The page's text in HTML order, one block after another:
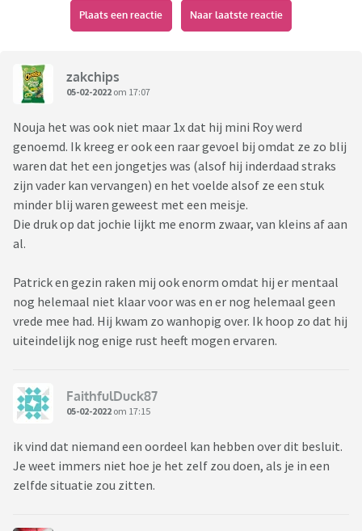
Plaats een reactie Naar laatste reactie
zakchips
05-02-2022 om 17:07
Nouja het was ook niet maar 1x dat hij mini Roy werd
genoemd. Ik kreeg er ook een raar gevoel bij omdat ze zo blij
waren dat het een jongetjes was (alsof hij inderdaad straks
zijn vader kan vervangen) en het voelde alsof ze een stuk
minder blij waren geweest met een meisje.
Die druk op dat jochie lijkt me enorm zwaar, van kleins af aan
al.
Patrick en gezin raken mij ook enorm omdat hij er mentaal
nog helemaal niet klaar voor was en er nog helemaal geen
vrede mee had. Hij kwam zo wanhopig over. Ik hoop zo dat hij
uiteindelijk nog enige rust heeft mogen ervaren.
FaithfulDuck87
05-02-2022 om 17:15
ik vind dat niemand een oordeel kan hebben over dit besluit.
Je weet immers niet hoe je het zelf zou doen, als je in een
zelfde situatie zou zitten.